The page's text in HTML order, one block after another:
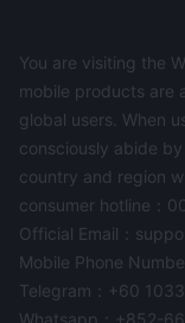
You are visiting the
mobile products are
global users. When
consciously abide
country and region
consumer hotline：
Official Email：
Mobile Phone
Telegram：+60
Whatsapp：+852-